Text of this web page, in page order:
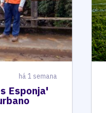
há 1 semana
Esponja'